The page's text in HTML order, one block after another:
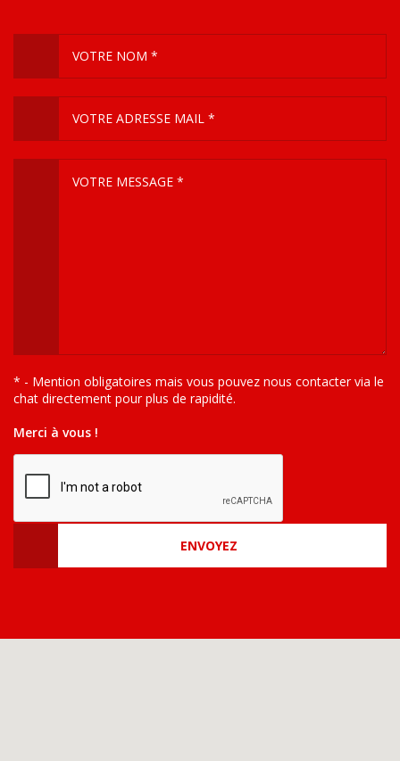
* - Mention obligatoires mais vous pouvez nous contacter via le
chat directement pour plus de rapidité.
Merci à vous !
ENVOYEZ